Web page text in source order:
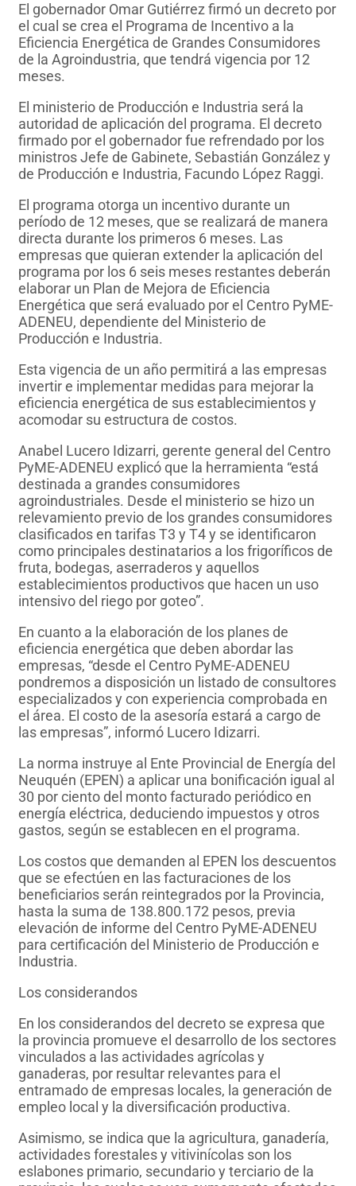
El gobernador Omar Gutiérrez firmó un decreto por
el cual se crea el Programa de Incentivo a la
Eficiencia Energética de Grandes Consumidores
de la Agroindustria, que tendrá vigencia por 12
meses.
El ministerio de Producción e Industria será la
autoridad de aplicación del programa. El decreto
firmado por el gobernador fue refrendado por los
ministros Jefe de Gabinete, Sebastián González y
de Producción e Industria, Facundo López Raggi.
El programa otorga un incentivo durante un
período de 12 meses, que se realizará de manera
directa durante los primeros 6 meses. Las
empresas que quieran extender la aplicación del
programa por los 6 seis meses restantes deberán
elaborar un Plan de Mejora de Eficiencia
Energética que será evaluado por el Centro PyME-
ADENEU, dependiente del Ministerio de
Producción e Industria.
Esta vigencia de un año permitirá a las empresas
invertir e implementar medidas para mejorar la
eficiencia energética de sus establecimientos y
acomodar su estructura de costos.
Anabel Lucero Idizarri, gerente general del Centro
PyME-ADENEU explicó que la herramienta “está
destinada a grandes consumidores
agroindustriales. Desde el ministerio se hizo un
relevamiento previo de los grandes consumidores
clasificados en tarifas T3 y T4 y se identificaron
como principales destinatarios a los frigoríficos de
fruta, bodegas, aserraderos y aquellos
establecimientos productivos que hacen un uso
intensivo del riego por goteo”.
En cuanto a la elaboración de los planes de
eficiencia energética que deben abordar las
empresas, “desde el Centro PyME-ADENEU
pondremos a disposición un listado de consultores
especializados y con experiencia comprobada en
el área. El costo de la asesoría estará a cargo de
las empresas”, informó Lucero Idizarri.
La norma instruye al Ente Provincial de Energía del
Neuquén (EPEN) a aplicar una bonificación igual al
30 por ciento del monto facturado periódico en
energía eléctrica, deduciendo impuestos y otros
gastos, según se establecen en el programa.
Los costos que demanden al EPEN los descuentos
que se efectúen en las facturaciones de los
beneficiarios serán reintegrados por la Provincia,
hasta la suma de 138.800.172 pesos, previa
elevación de informe del Centro PyME-ADENEU
para certificación del Ministerio de Producción e
Industria.
Los considerandos
En los considerandos del decreto se expresa que
la provincia promueve el desarrollo de los sectores
vinculados a las actividades agrícolas y
ganaderas, por resultar relevantes para el
entramado de empresas locales, la generación de
empleo local y la diversificación productiva.
Asimismo, se indica que la agricultura, ganadería,
actividades forestales y vitivinícolas son los
eslabones primario, secundario y terciario de la